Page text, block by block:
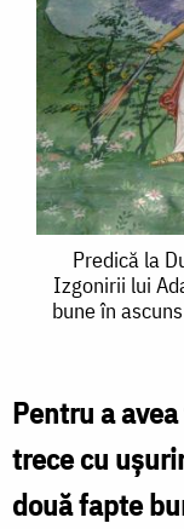
Predică
la
sec
de
brânză
Predică la
Izgonirii lui
bune în
Pentru a
trece cu
două fapte